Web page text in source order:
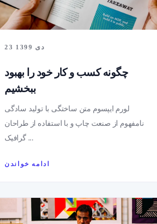
23 دی 1399
چگونه کسب و کار خود را بهبود
ببخشیم
لورم ایپسوم متن ساختگی با تولید سادگی
نامفهوم از صنعت چاپ و با استفاده از طراحان
گرافیک ...
ادامه خواندن